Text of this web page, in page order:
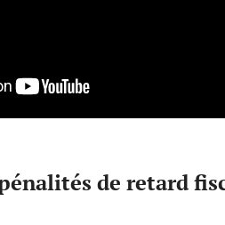
de retard